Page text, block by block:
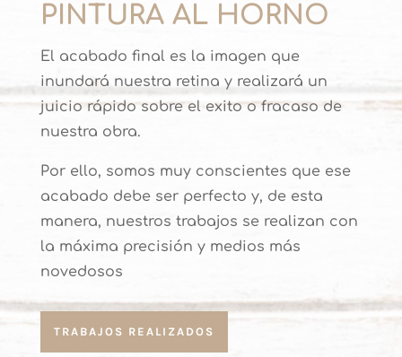
PINTURA AL HORNO
El acabado final es la imagen que
inundará nuestra retina y realizará un
juicio rápido sobre el exito o fracaso de
nuestra obra.
Por ello, somos muy conscientes que ese
acabado debe ser perfecto y, de esta
manera, nuestros trabajos se realizan con
la máxima precisión y medios más
novedosos
TRABAJOS REALIZADOS